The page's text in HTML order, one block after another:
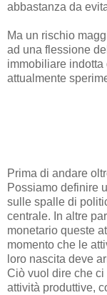
abbastanza da
Ma un rischio
ad una flessione
immobiliare
attualmente
Prima di andare
Possiamo definire
sulle spalle di
centrale. In altre
monetario queste
momento che le
loro nascita deve
Ciò vuol dire che
attività produttive,